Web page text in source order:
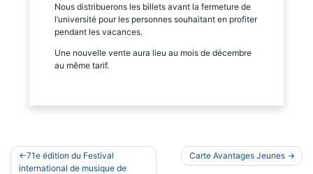
Nous distribuerons les billets avant la fermeture de
l’université pour les personnes souhaitant en profiter
pendant les vacances.
Une nouvelle vente aura lieu au mois de décembre
au même tarif.
Navigation
71e édition du Festival
international de musique de
Carte Avantages Jeunes